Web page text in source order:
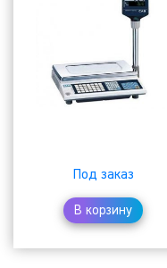
Под заказ
В корзину